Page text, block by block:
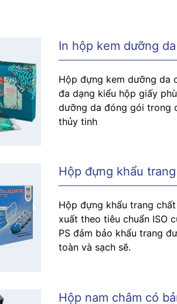
In hộp kem dưỡng da
Hộp đựng kem dưỡng da
đa dạng kiểu hộp giấy
dưỡng da đóng gói trong
thủy tinh
Hộp đựng khẩu trang
Hộp đựng khẩu trang
xuất theo tiêu chuẩn ISO
PS đảm bảo khẩu trang
toàn và sạch sẽ.
Hộp nam châm có